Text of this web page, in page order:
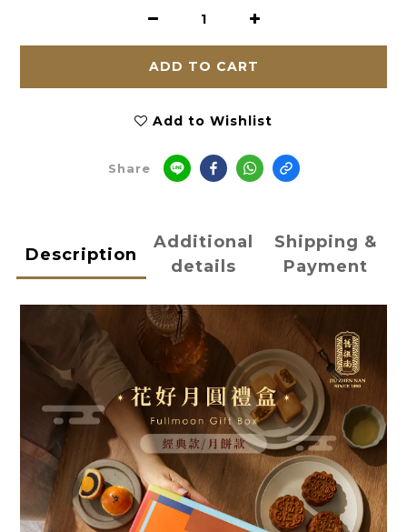
ADD TO CART
Add to Wishlist
Share
Description
Additional
details
Shipping &
Payment